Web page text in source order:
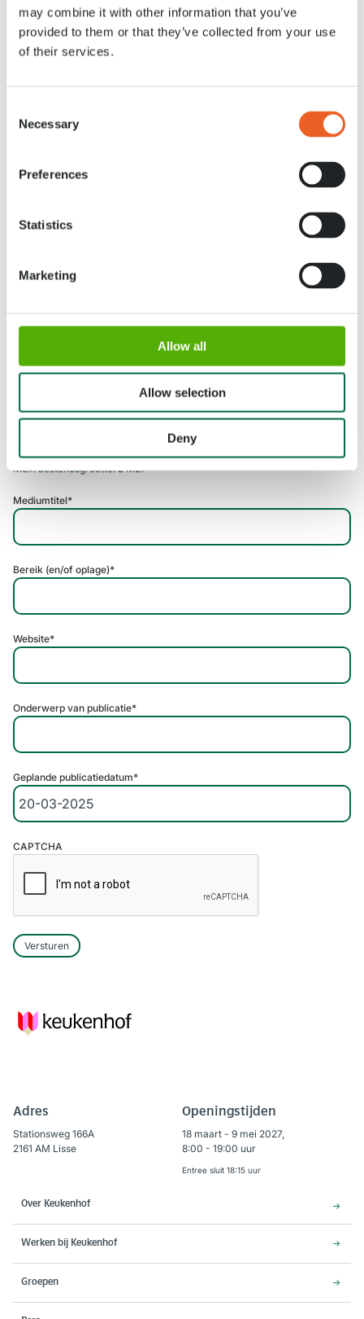
may combine it with other information that you’ve
provided to them or that they’ve collected from your use
of their services.
Selection
Necessary
Preferences
Statistics
Marketing
Allow all
Allow selection
Deny
E-mailadres*
(Mobiel) Telefoonnummer
Land
Upload perspas
Max. bestandsgrootte: 2 MB.
Mediumtitel*
Bereik (en/of oplage)*
Website*
Onderwerp van publicatie*
Geplande publicatiedatum*
CAPTCHA
Versturen
Adres
Stationsweg 166A
2161 AM Lisse
Openingstijden
18 maart - 9 mei 2027,
8:00 - 19:00 uur
Entree sluit 18:15 uur
Over Keukenhof
Werken bij Keukenhof
Groepen